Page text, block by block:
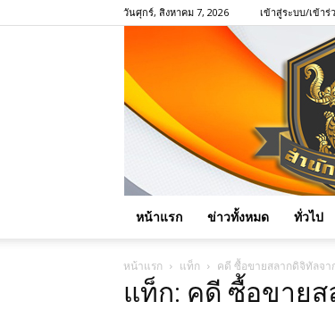
วันศุกร์, สิงหาคม 7, 2026 เข้าสู่ระบบ/เข้าร่
หน้าแรก ข่าวทั้งหมด ทั่วไป
หน้าแรก แท็ก คดี ซื้อขายสลากดิจิทัลจา
แท็ก: คดี ซื้อขายส